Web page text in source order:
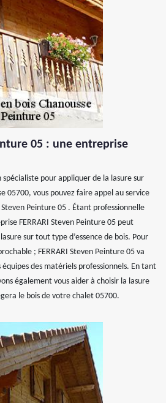
05 : une entreprise
spécialiste pour appliquer de la lasure sur
05700, vous pouvez faire appel au service
Peinture 05 . Étant professionnelle
FERRARI Steven Peinture 05 peut
sur tout type d’essence de bois. Pour
; FERRARI Steven Peinture 05 va
des matériels professionnels. En tant
également vous aider à choisir la lasure
le bois de votre chalet 05700.